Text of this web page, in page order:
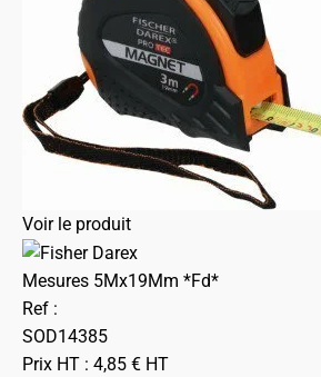
Voir le produit
Mesures 5Mx19Mm *Fd*
Ref :
SOD14385
Prix HT : 4,85 € HT